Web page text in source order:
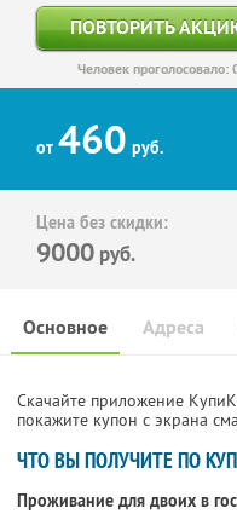
ПОВТОРИТЬ
Человек проголосовало:
от 460 руб.
Цена без скидки:
9000 руб.
Основное Адреса
Скачайте приложение
покажите купон с экрана
ЧТО ВЫ ПОЛУЧИТЕ ПО
Проживание для двоих в